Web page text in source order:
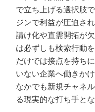
ント
ターゲットを定
自社の強みを言
複数の営業施策
建設業の営業
Q. 建設業の営業
で立ち上げる選択肢
ジンで利益が圧迫さ
請け化や直需開拓が
は必ずしも検索行動
だけでは接点を持ち
いない企業へ働きか
なかでも新規チャネ
る現実的な打ち手と